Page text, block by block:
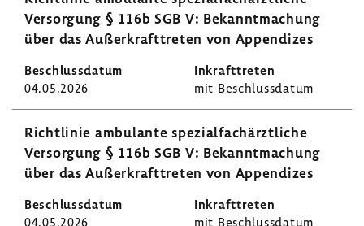
Versor­gung § 116b SGB V: Bekannt­ma­chung
über das Außer­kraft­treten von Appen­dizes
04.05.2026 mit Beschluss­datum
Richt­linie ambu­lante spezi­al­fach­ärzt­liche
Versor­gung § 116b SGB V: Bekannt­ma­chung
über das Außer­kraft­treten von Appen­dizes
04.05.2026 mit Beschluss­datum